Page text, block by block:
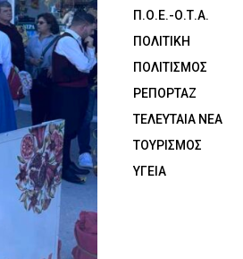
Π.Ο.Ε.-Ο.Τ.Α.
ΠΟΛΙΤΙΚΗ
ΠΟΛΙΤΙΣΜΟΣ
ΡΕΠΟΡΤΑΖ
ΤΕΛΕΥΤΑΙΑ ΝΕΑ
ΤΟΥΡΙΣΜΟΣ
ΥΓΕΙΑ